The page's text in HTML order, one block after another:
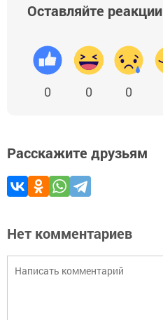
Оставляйте реакции
0 0 0
Расскажите друзьям
Нет комментариев